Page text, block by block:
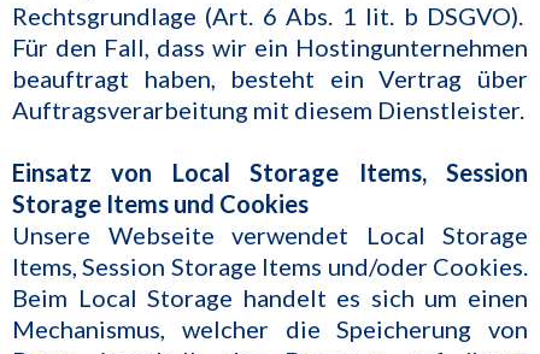
Rechtsgrundlage (Art. 6 Abs. 1 lit. b DSGVO).
Für den Fall, dass wir ein Hostingunternehmen
beauftragt haben, besteht ein Vertrag über
Auftragsverarbeitung mit diesem Dienstleister.
Einsatz von Local Storage Items, Session
Storage Items und Cookies
Unsere Webseite verwendet Local Storage
Items, Session Storage Items und/oder Cookies.
Beim Local Storage handelt es sich um einen
Mechanismus, welcher die Speicherung von